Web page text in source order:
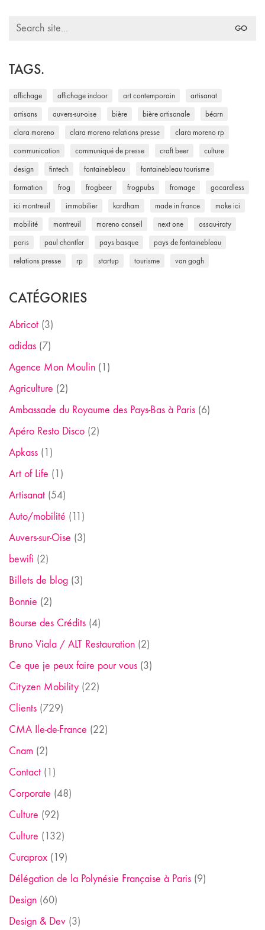
Search
TAGS.
affichage affichage indoor art contemporain artisanat
artisans auvers-sur-oise bière bière artisanale béarn
clara moreno clara moreno relations presse clara moreno rp
communication communiqué de presse craft beer culture
design fintech fontainebleau fontainebleau tourisme
formation frog frogbeer frogpubs fromage gocardless
ici montreuil immobilier kardham made in france make ici
mobilité montreuil moreno conseil next one ossau-iraty
paris paul chantler pays basque pays de fontainebleau
relations presse rp startup tourisme van gogh
CATÉGORIES
Abricot (3)
adidas (7)
Agence Mon Moulin (1)
Agriculture (2)
Ambassade du Royaume des Pays-Bas à Paris (6)
Apéro Resto Disco (2)
Apkass (1)
Art of Life (1)
Artisanat (54)
Auto/mobilité (11)
Auvers-sur-Oise (3)
bewifi (2)
Billets de blog (3)
Bonnie (2)
Bourse des Crédits (4)
Bruno Viala / ALT Restauration (2)
Ce que je peux faire pour vous (3)
Cityzen Mobility (22)
Clients (729)
CMA Ile-de-France (22)
Cnam (2)
Contact (1)
Corporate (48)
Culture (92)
Culture (132)
Curaprox (19)
Délégation de la Polynésie Française à Paris (9)
Design (60)
Design & Dev (3)